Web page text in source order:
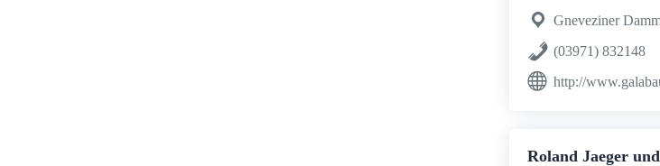
Gneveziner
(03971) 832148
http://
Roland Jaeger